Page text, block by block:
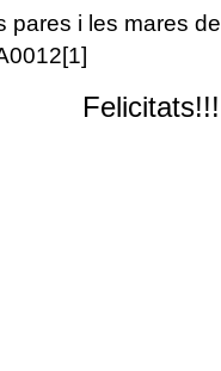
pares i les mares
Felicitats!!!